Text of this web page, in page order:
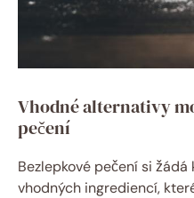
Vhodné‍ alternativy
pečení
Bezlepkové​ pečení⁢ si
vhodných ⁢ingrediencí,